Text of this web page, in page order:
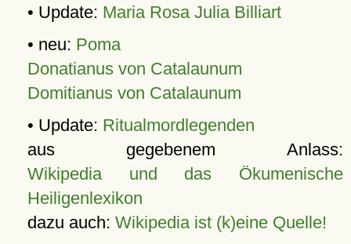
• Update: Maria Rosa Julia Billiart
• neu: Poma
Donatianus von Catalaunum
Domitianus von Catalaunum
• Update: Ritualmordlegenden
aus gegebenem Anlass:
Wikipedia und das Ökumenische
Heiligenlexikon
dazu auch: Wikipedia ist (k)eine Quelle!